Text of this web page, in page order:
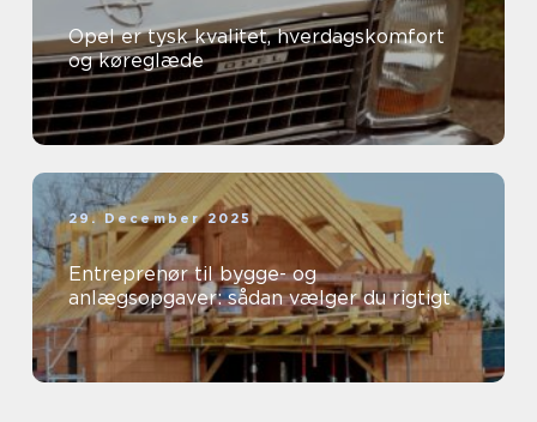
Opel er tysk kvalitet, hverdagskomfort
og køreglæde
29. December 2025
Entreprenør til bygge- og
anlægsopgaver: sådan vælger du rigtigt